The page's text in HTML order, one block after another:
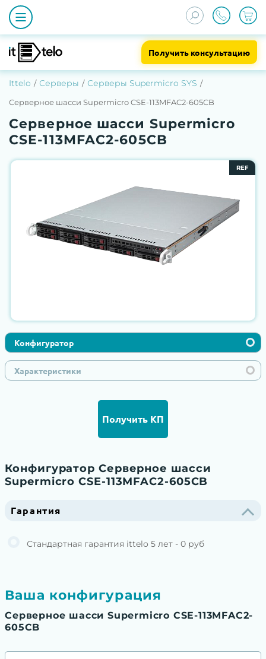
Получить консультацию
Ittelo Серверы Серверы Supermicro SYS
Серверное шасси Supermicro CSE-113MFAC2-605CB
Серверное шасси Supermicro
CSE-113MFAC2-605CB
REF
Конфигуратор
Характеристики
Получить КП
Конфигуратор Серверное шасси
Supermicro CSE-113MFAC2-605CB
Гарантия
Стандартная гарантия ittelo 5 лет - 0 руб
Ваша конфигурация
Серверное шасси Supermicro CSE-113MFAC2-
605CB